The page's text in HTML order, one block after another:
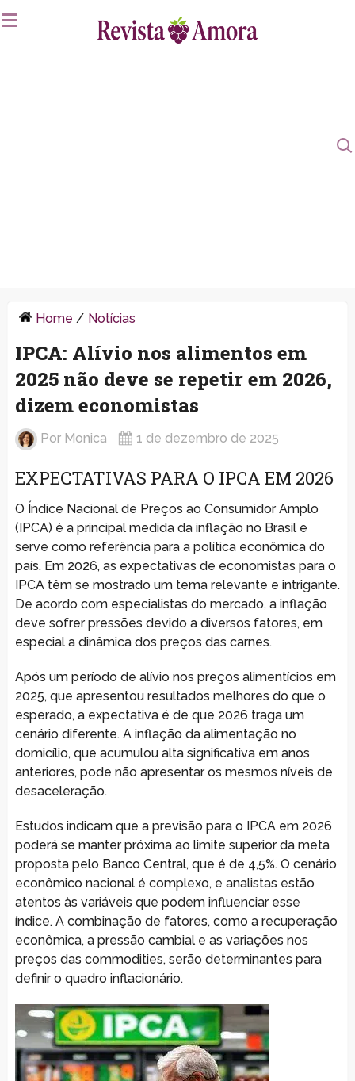
Home / Notícias
IPCA: Alívio nos alimentos em
2025 não deve se repetir em 2026,
dizem economistas
Por Monica 1 de dezembro de 2025
EXPECTATIVAS PARA O IPCA EM 2026
O Índice Nacional de Preços ao Consumidor Amplo
(IPCA) é a principal medida da inflação no Brasil e
serve como referência para a política econômica do
país. Em 2026, as expectativas de economistas para o
IPCA têm se mostrado um tema relevante e intrigante.
De acordo com especialistas do mercado, a inflação
deve sofrer pressões devido a diversos fatores, em
especial a dinâmica dos preços das carnes.
Após um período de alívio nos preços alimentícios em
2025, que apresentou resultados melhores do que o
esperado, a expectativa é de que 2026 traga um
cenário diferente. A inflação da alimentação no
domicílio, que acumulou alta significativa em anos
anteriores, pode não apresentar os mesmos níveis de
desaceleração.
Estudos indicam que a previsão para o IPCA em 2026
poderá se manter próxima ao limite superior da meta
proposta pelo Banco Central, que é de 4,5%. O cenário
econômico nacional é complexo, e analistas estão
atentos às variáveis que podem influenciar esse
índice. A combinação de fatores, como a recuperação
econômica, a pressão cambial e as variações nos
preços das commodities, serão determinantes para
definir o quadro inflacionário.